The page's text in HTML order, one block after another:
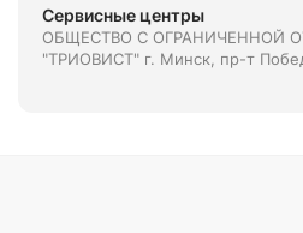
Сервисные центры
ОБЩЕСТВО С ОГРАНИЧЕННОЙ
"ТРИОВИСТ" г. Минск, пр-т